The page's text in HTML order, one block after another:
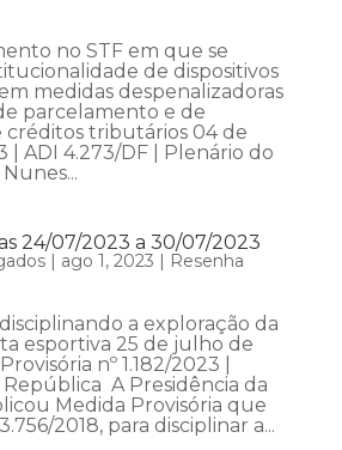
no STF em que se
de dispositivos
medidas despenalizadoras
parcelamento e de
créditos tributários 04 de
| ADI 4.273/DF | Plenário do
24/07/2023 a 30/07/2023
| ago 1, 2023 | Resenha
a exploração da
esportiva 25 de julho de
nº 1.182/2023 |
A Presidência da
Medida Provisória que
2018, para disciplinar a...